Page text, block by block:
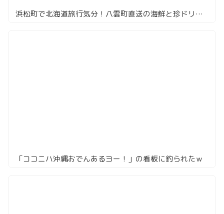
浜松町で北海道旅行気分！八雲町直送の海鮮と珍ドリンクを満喫
「ココニハ沖縄おでんあるヨー！」の看板に釣られたｗ